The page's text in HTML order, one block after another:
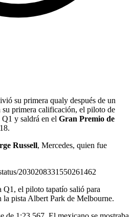
su primera qualy después de un
su primera calificación, el piloto de
y saldrá en el Gran Premio de
Russell, Mercedes, quien fue
2030208331550261462
Q1, el piloto tapatío salió para
la pista Albert Park de Melbourne.